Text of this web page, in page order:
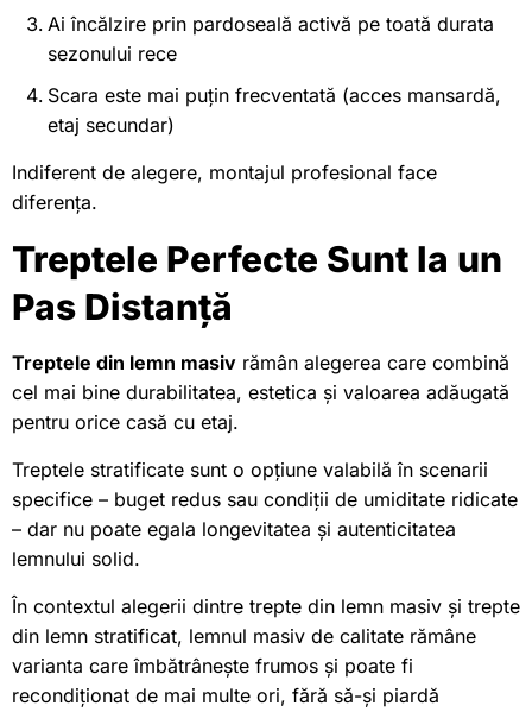
Ai încălzire prin pardoseală activă pe toată durata
sezonului rece
Scara este mai puțin frecventată (acces mansardă,
etaj secundar)
Indiferent de alegere, montajul profesional face
diferența.
Treptele Perfecte Sunt la un
Pas Distanță
Treptele din lemn masiv rămân alegerea care combină
cel mai bine durabilitatea, estetica și valoarea adăugată
pentru orice casă cu etaj.
Treptele stratificate sunt o opțiune valabilă în scenarii
specifice – buget redus sau condiții de umiditate ridicate
– dar nu poate egala longevitatea și autenticitatea
lemnului solid.
În contextul alegerii dintre trepte din lemn masiv și trepte
din lemn stratificat, lemnul masiv de calitate rămâne
varianta care îmbătrânește frumos și poate fi
recondiționat de mai multe ori, fără să-și piardă